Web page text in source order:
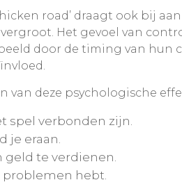
road’ draagt ook bij
Het gevoel van
door de timing van hun
van deze psychologische
spel verbonden zijn.
je eraan.
geld te verdienen.
problemen hebt.